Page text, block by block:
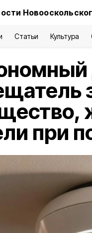
Статьи Культура
при